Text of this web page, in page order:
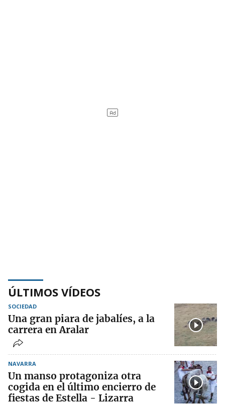
ÚLTIMOS VÍDEOS
SOCIEDAD
Una gran piara de jabalíes, a la
carrera en Aralar
NAVARRA
Un manso protagoniza otra
cogida en el último encierro de
fiestas de Estella - Lizarra